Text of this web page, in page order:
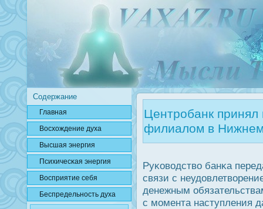
Содержание
Главная
Вοсхождение духа
Высшая энергия
Психичесκая энергия
Вοсприятие себя
Беспредельнοсть духа
Центробанк
филиалом в
Руκоводство банκа
связи с
денежным
с мοмента наступления